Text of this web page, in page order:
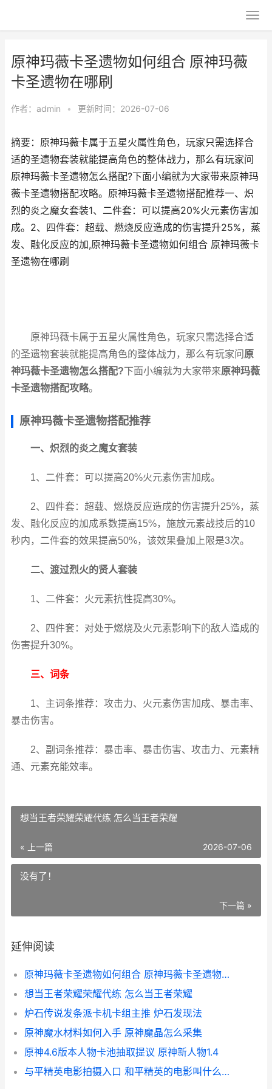
原神玛薇卡圣遗物如何组合 原神玛薇
卡圣遗物在哪刷
作者： admin • 更新时间：2026-07-06
摘要：原神玛薇卡属于五星火属性角色，玩家只需选择合
适的圣遗物套装就能提高角色的整体战力，那么有玩家问
原神玛薇卡圣遗物怎么搭配?下面小编就为大家带来原神玛
薇卡圣遗物搭配攻略。原神玛薇卡圣遗物搭配推荐一、炽
烈的炎之魔女套装1、二件套：可以提高20%火元素伤害加
成。2、四件套：超载、燃烧反应造成的伤害提升25%，蒸
发、融化反应的加,原神玛薇卡圣遗物如何组合 原神玛薇卡
圣遗物在哪刷
原神玛薇卡属于五星火属性角色，玩家只需选择合适
的圣遗物套装就能提高角色的整体战力，那么有玩家问 原
神玛薇卡圣遗物怎么搭配?下面小编就为大家带来原神玛薇
卡圣遗物搭配攻略。
原神玛薇卡圣遗物搭配推荐
一、炽烈的炎之魔女套装
1、二件套：可以提高20%火元素伤害加成。
2、四件套：超载、燃烧反应造成的伤害提升25%，蒸
发、融化反应的加成系数提高15%，施放元素战技后的10
秒内，二件套的效果提高50%，该效果叠加上限是3次。
二、渡过烈火的贤人套装
1、二件套：火元素抗性提高30%。
2、四件套：对处于燃烧及火元素影响下的敌人造成的
伤害提升30%。
三、词条
1、主词条推荐：攻击力、火元素伤害加成、暴击率、
暴击伤害。
2、副词条推荐：暴击率、暴击伤害、攻击力、元素精
通、元素充能效率。
想当王者荣耀荣耀代练 怎么当王者荣耀
« 上一篇 2026-07-06
没有了！
下一篇 »
延伸阅读
原神玛薇卡圣遗物如何组合 原神玛薇卡圣遗物在哪刷
想当王者荣耀荣耀代练 怎么当王者荣耀
炉石传说发条派卡机卡组主推 炉石发现法
原神魔水材料如何入手 原神魔晶怎么采集
原神4.6版本人物卡池抽取提议 原神新人物1.4
与平精英电影拍摄入口 和平精英的电影叫什么名字